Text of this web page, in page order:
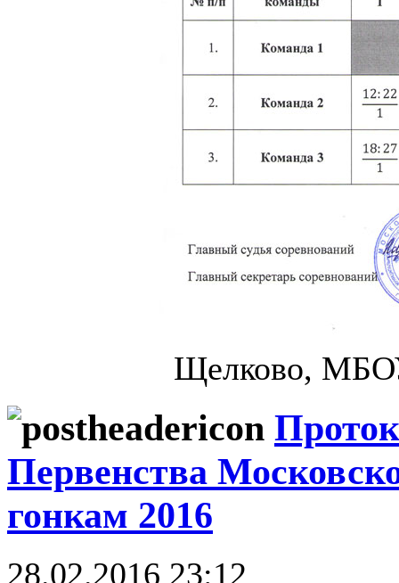
Щелково,
Первенства
гонкам 2016
28.02.2016 23:12